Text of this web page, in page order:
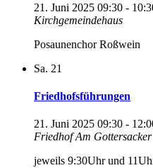
21. Juni 2025 09:30 -
Kirchgemeindehaus
Posaunenchor Roßwein
Sa. 21
Friedhofsführungen
21. Juni 2025 09:30 -
FriedhofAm Gottersacker
jeweils 9:30Uhr und